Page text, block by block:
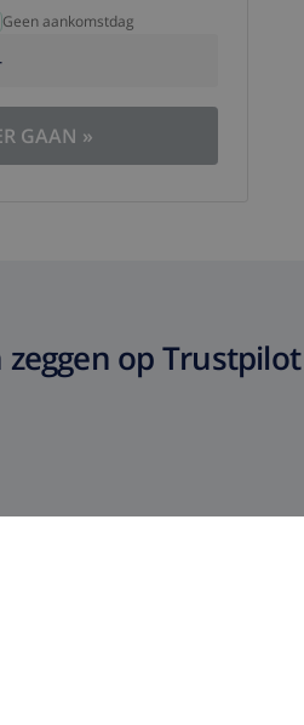
Geen aankomstdag
GAAN »
op Trustpilot